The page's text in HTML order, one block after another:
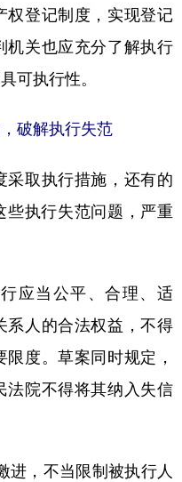
登记制度，实现登记
机关也应充分了解执行
可执行性。
破解执行失范
取执行措施，还有的
执行失范问题，严重
当公平、合理、适
系人的合法权益，不得
度。草案同时规定，
法院不得将其纳入失信
，不当限制被执行人